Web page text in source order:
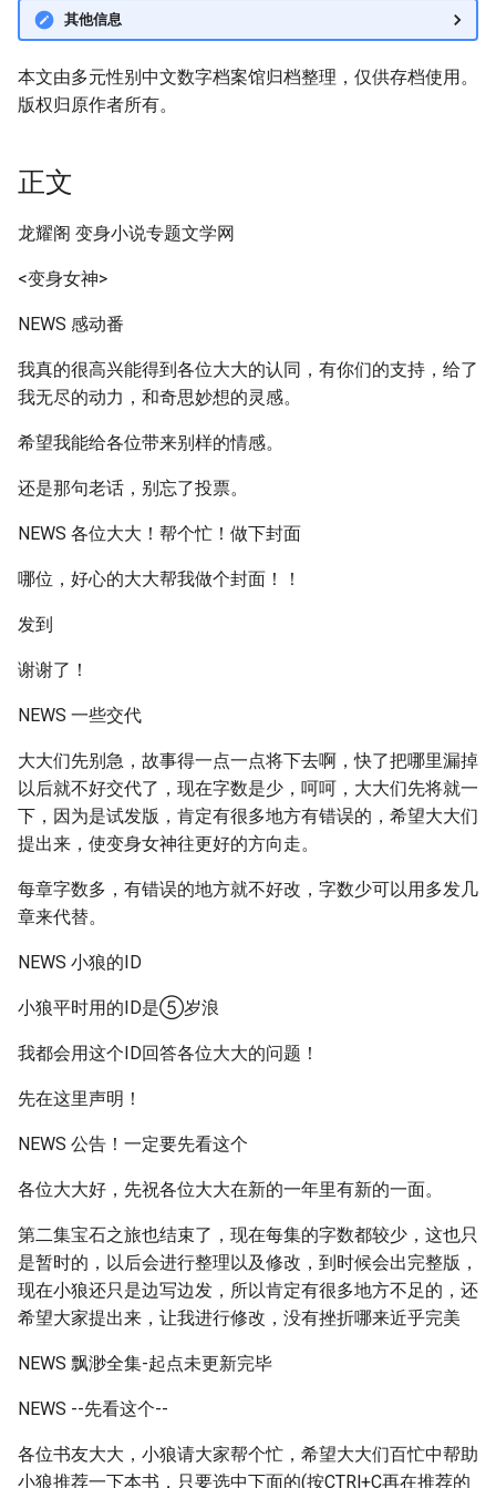
其他信息
本文由多元性别中文数字档案馆归档整理，仅供存档使用。
版权归原作者所有。
正文
龙耀阁 变身小说专题文学网
<变身女神>
NEWS 感动番
我真的很高兴能得到各位大大的认同，有你们的支持，给了
我无尽的动力，和奇思妙想的灵感。
希望我能给各位带来别样的情感。
还是那句老话，别忘了投票。
NEWS 各位大大！帮个忙！做下封面
哪位，好心的大大帮我做个封面！！
发到
谢谢了！
NEWS 一些交代
大大们先别急，故事得一点一点将下去啊，快了把哪里漏掉
以后就不好交代了，现在字数是少，呵呵，大大们先将就一
下，因为是试发版，肯定有很多地方有错误的，希望大大们
提出来，使变身女神往更好的方向走。
每章字数多，有错误的地方就不好改，字数少可以用多发几
章来代替。
NEWS 小狼的ID
小狼平时用的ID是⑤岁浪
我都会用这个ID回答各位大大的问题！
先在这里声明！
NEWS 公告！一定要先看这个
各位大大好，先祝各位大大在新的一年里有新的一面。
第二集宝石之旅也结束了，现在每集的字数都较少，这也只
是暂时的，以后会进行整理以及修改，到时候会出完整版，
现在小狼还只是边写边发，所以肯定有很多地方不足的，还
希望大家提出来，让我进行修改，没有挫折哪来近乎完美
NEWS 飘渺全集-起点未更新完毕
NEWS --先看这个--
各位书友大大，小狼请大家帮个忙，希望大大们百忙中帮助
小狼推荐一下本书，只要选中下面的(按CTRl+C再在推荐的